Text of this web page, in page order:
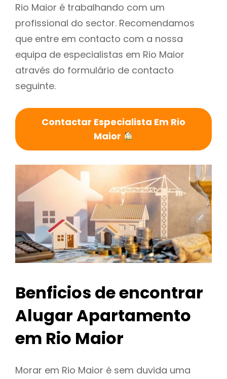
Rio Maior é trabalhando com um
profissional do sector. Recomendamos
que entre em contacto com a nossa
equipa de especialistas em Rio Maior
através do formulário de contacto
seguinte.
Contactar Especialista Em Rio
Maior
Benficios de encontrar
Alugar Apartamento
em Rio Maior
Morar em Rio Maior é sem duvida uma